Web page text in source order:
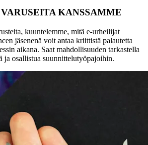
KANSSAMME
kuuntelemme, mitä e-urheilijat
jäsenenä voit antaa kriittistä palautetta
aikana. Saat mahdollisuuden tarkastella
ja osallistua suunnittelutyöpajoihin.